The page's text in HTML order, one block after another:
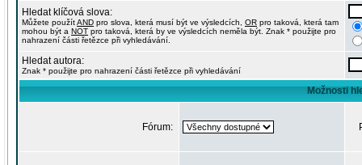
Hledat klíčová slova:
Můžete použítAND pro slova, která musí být ve výsledcích, OR pro taková, která tam
mohou být a NOT pro taková, která by ve výsledcích neměla být. Znak * použijte pro
nahrazení části řetězce při vyhledávání.
Hledat autora:
Znak * použijte pro nahrazení části řetězce při vyhledávání
Možnosti
Fórum: